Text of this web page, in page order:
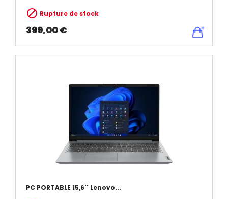
 Rupture de stock
399,00 €
PC PORTABLE 15,6'' Lenovo...